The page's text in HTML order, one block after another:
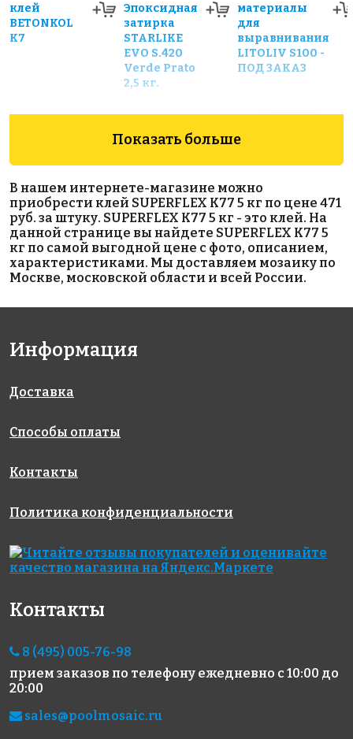
клей
BETONKOL
K7
Эпоксидная
затирка
STARLIKE
EVO S.420
Verde Prato
2,5 кг.
материалы
для
выравнивания
LITOLIV S100 -
ПОД ЗАКАЗ
1826 руб.
цементная
затирка
RUSTY
цвета
для
1165 руб.
клей
LITOACRIL
FIX
1400 руб.
клей Клей
KERABOND
T-R белый
клей
LITOGRES
K44 ECO
гидроизоляция
LITOBAND RP10
затирка
LITOCHROM
Показать больше
В нашем интернете-магазине можно
приобрести клей SUPERFLEX K77 5 кг по цене 471
руб. за штуку. SUPERFLEX K77 5 кг - это клей. На
данной странице вы найдете SUPERFLEX K77 5
кг по самой выгодной цене с фото, описанием,
характеристиками. Мы доставляем мозаику по
Москве, московской области и всей России.
Информация
Доставка
Способы оплаты
Контакты
Политика конфиденциальности
Контакты
8 (495) 005-76-98
прием заказов по телефону ежедневно с 10:00 до
20:00
sales@poolmosaic.ru